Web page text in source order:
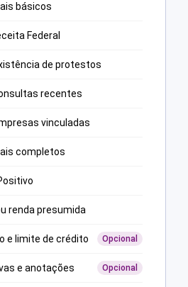
básicos
Federal
de protestos
recentes
vinculadas
completos
renda presumida
e limite de crédito Opcional
e anotações Opcional